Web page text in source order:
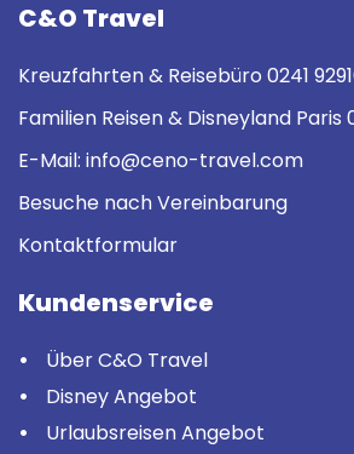
C&O Travel
Kreuzfahrten & Reisebüro 0241
Familien Reisen & Disneyland Paris
E-Mail: info@ceno-travel.com
Besuche nach Vereinbarung
Kontaktformular
Kundenservice
Über C&O Travel
Disney Angebot
Urlaubsreisen Angebot